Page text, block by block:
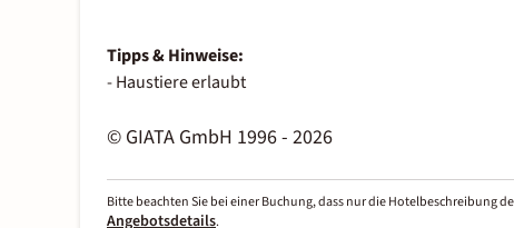
Tipps & Hinweise:
- Haustiere erlaubt
© GIATA GmbH 1996 - 2026
Bitte beachten Sie bei einer Buchung, dass nur die Hotelbeschreibung
Angebotsdetails.